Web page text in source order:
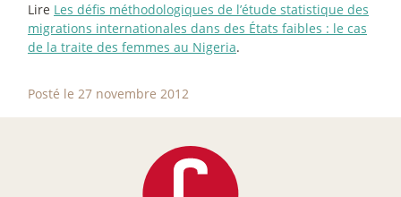
Lire Les défis méthodologiques de l’étude statistique des
migrations internationales dans des États faibles : le cas
de la traite des femmes au Nigeria.
Posté le 27 novembre 2012